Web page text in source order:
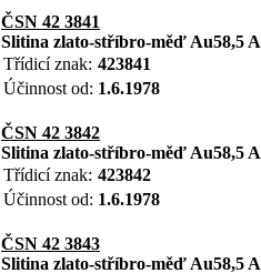
ČSN 42 3841
Slitina zlato-stříbro-měď Au58,5
Třídicí znak: 423841
Účinnost od: 1.6.1978
ČSN 42 3842
Slitina zlato-stříbro-měď Au58,5
Třídicí znak: 423842
Účinnost od: 1.6.1978
ČSN 42 3843
Slitina zlato-stříbro-měď Au58,5